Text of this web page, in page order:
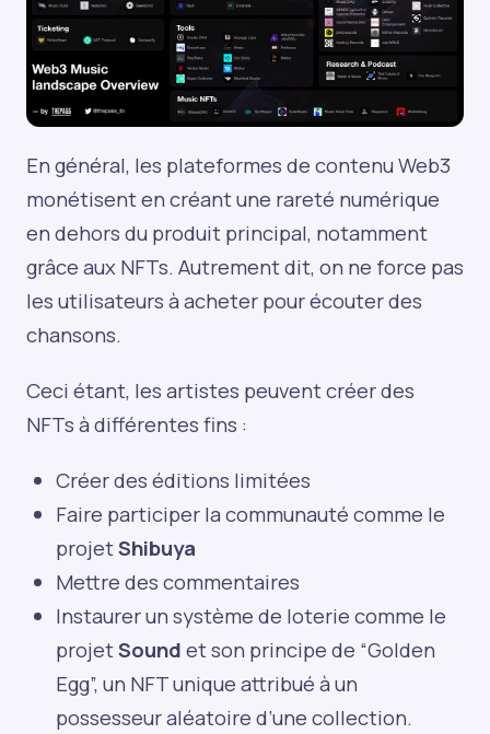
En général, les plateformes de contenu Web3
monétisent en créant une rareté numérique
en dehors du produit principal, notamment
grâce aux NFTs. Autrement dit, on ne force pas
les utilisateurs à acheter pour écouter des
chansons.
Ceci étant, les artistes peuvent créer des
NFTs à différentes fins :
Créer des éditions limitées
Faire participer la communauté comme le
projetShibuya
Mettre des commentaires
Instaurer un système de loterie comme le
projetSoundet son principe de “Golden
Egg”, un NFT unique attribué à un
possesseur aléatoire d’une collection.